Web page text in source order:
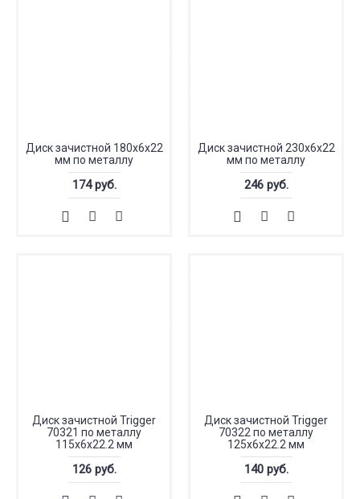
Диск зачистной 180х6х22
мм по металлу
174 руб.
Диск зачистной 230х6х22
мм по металлу
246 руб.
Диск зачистной Trigger
70321 по металлу
115х6х22.2 мм
126 руб.
Диск зачистной Trigger
70322 по металлу
125х6х22.2 мм
140 руб.